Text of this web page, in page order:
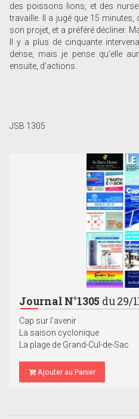
des poissons lions, et des
travaille. Il a jugé que 15
son projet, et a préféré décliner.
Il y a plus de cinquante
dense, mais je pense qu’elle
ensuite, d’actions.
JSB 1305
Journal N°1305 du 29/
Cap sur l'avenir
La saison cyclonique
La plage de Grand-Cul-de-Sac
Ajouter au Panier